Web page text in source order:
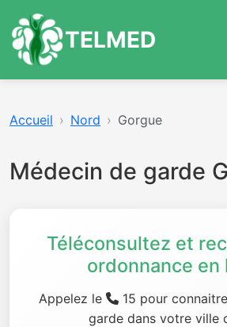
TELMED
Accueil Nord Gorgue
Médecin de garde
Téléconsultez et
ordonnance en
Appelez le
15 pour
garde dans votre ville